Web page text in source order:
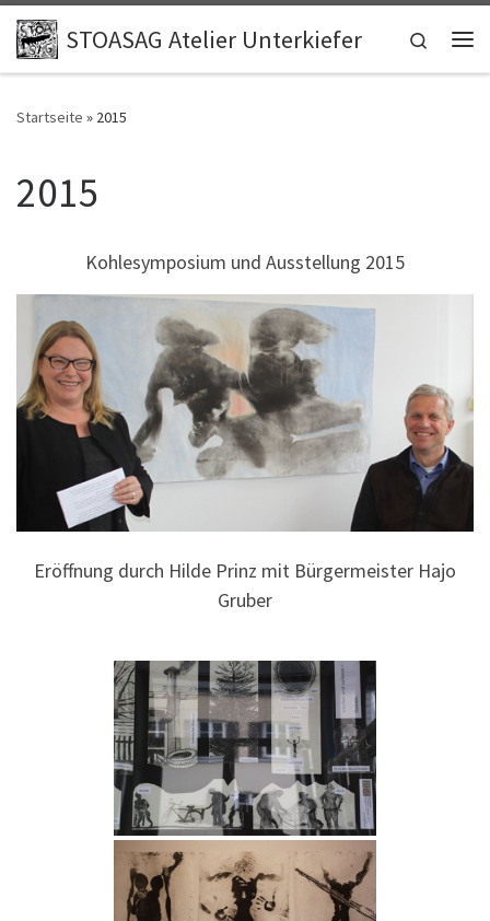
Zum Inhalt springen
STOASAG Atelier Unterkiefer
Search
Startseite » 2015
2015
Kohlesymposium und Ausstellung 2015
Eröffnung durch Hilde Prinz mit Bürgermeister Hajo
Gruber